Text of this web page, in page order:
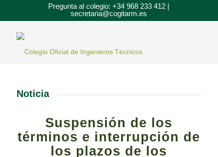
Pregunta al colegio: +34 968 233 412 |
secretaria@cogitarm.es
Noticia
Suspensión de los
términos e interrupción de
los plazos de los